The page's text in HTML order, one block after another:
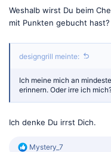
Weshalb wirst Du beim
mit Punkten gebucht hast?
designgrill meinte:
Ich meine mich an
erinnern. Oder irre ich
Ich denke Du irrst Dich.
R
Mystery_7